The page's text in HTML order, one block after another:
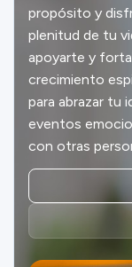
Ubicaciones
Conectar
Dar
propósito y
plenitud de tu
apoyarte y
crecimiento
para abrazar tu
eventos
con otras